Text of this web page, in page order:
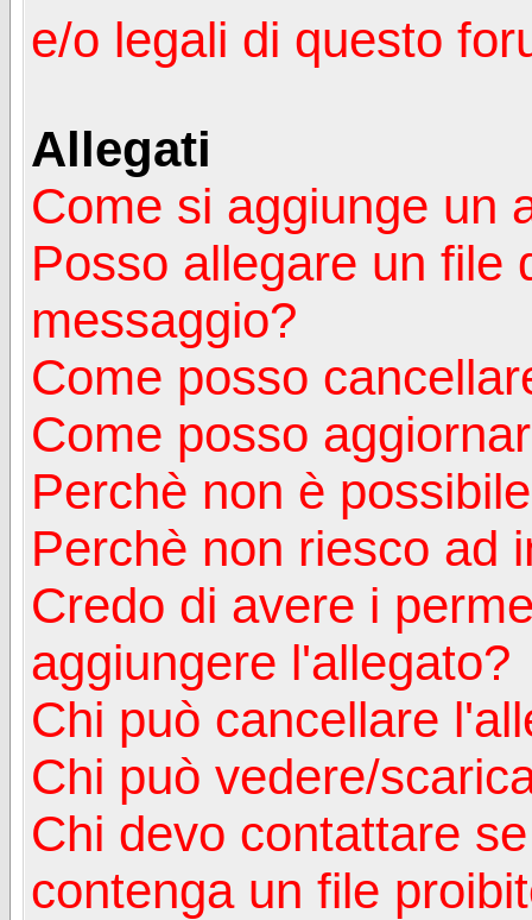
e/o legali di questo
Allegati
Come si aggiunge un
Posso allegare un file
messaggio?
Come posso
Come posso
Perchè non è
Perchè non riesco ad
Credo di avere i
aggiungere l'allegato?
Chi può cancellare
Chi può vedere/
Chi devo contattare
contenga un file